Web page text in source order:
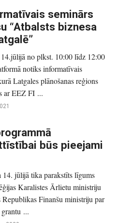
seminārs
“Atbalsts biznesa
no plkst. 10:00 līdz 12:00
notiks informatīvais
Latgales plānošanas reģions
ar EEZ FI ...
būs pieejami
14. jūlijā tika parakstīts līgums
Karalistes Ārlietu ministriju
Finanšu ministriju par
...